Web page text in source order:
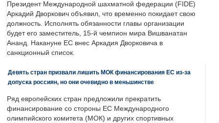
Президент Международной шахматной федерации (FIDE)
Аркадий Дворкович объявил, что временно покидает свою
должность. Исполнять обязанности главы организации
будет его заместитель, 15-й чемпион мира Вишванатан
Ананд. Накануне ЕС внес Аркадия Дворковича в
санкционный список.
Девять стран призвали лишить МОК финансирования ЕС из-за
допуска россиян, но они очевидно в меньшинстве
Ряд европейских стран предложили прекратить
финансирование со стороны ЕС Международного
олимпийского комитета (МОК) и других спортивных